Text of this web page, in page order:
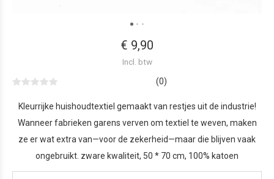
€ 9,90
Incl. btw
(0)
Kleurrijke huishoudtextiel gemaakt van restjes uit de industrie!
Wanneer fabrieken garens verven om textiel te weven, maken
ze er wat extra van—voor de zekerheid—maar die blijven vaak
ongebruikt. zware kwaliteit, 50 * 70 cm, 100% katoen